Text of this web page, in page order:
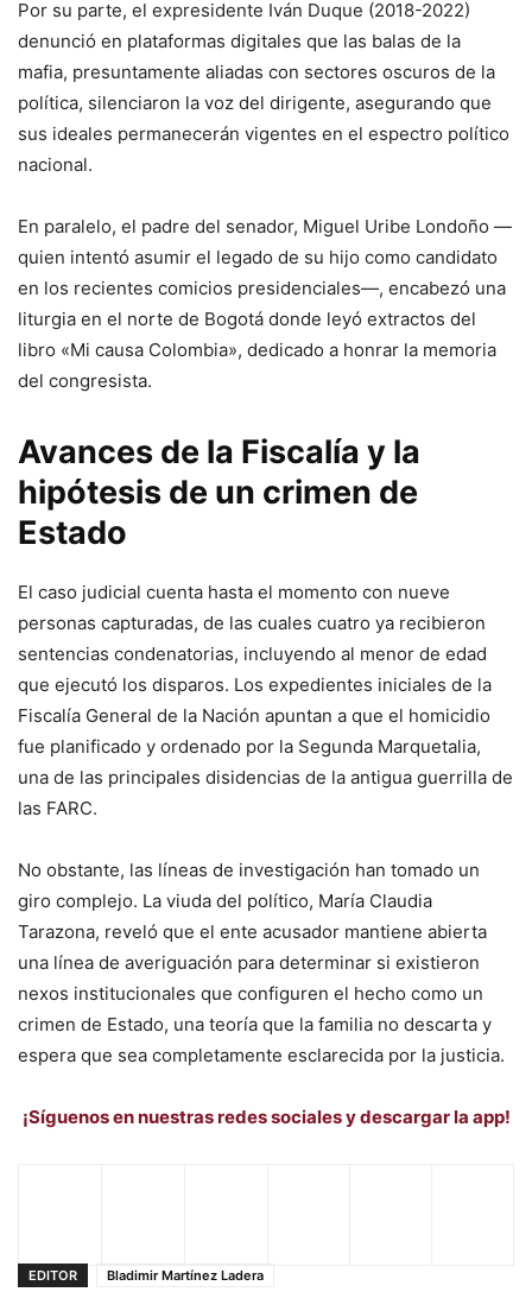
Por su parte, el expresidente Iván Duque (2018-2022)
denunció en plataformas digitales que las balas de la
mafia, presuntamente aliadas con sectores oscuros de la
política, silenciaron la voz del dirigente, asegurando que
sus ideales permanecerán vigentes en el espectro político
nacional.
En paralelo, el padre del senador, Miguel Uribe Londoño —
quien intentó asumir el legado de su hijo como candidato
en los recientes comicios presidenciales—, encabezó una
liturgia en el norte de Bogotá donde leyó extractos del
libro «Mi causa Colombia», dedicado a honrar la memoria
del congresista.
Avances de la Fiscalía y la
hipótesis de un crimen de
Estado
El caso judicial cuenta hasta el momento con nueve
personas capturadas, de las cuales cuatro ya recibieron
sentencias condenatorias, incluyendo al menor de edad
que ejecutó los disparos. Los expedientes iniciales de la
Fiscalía General de la Nación apuntan a que el homicidio
fue planificado y ordenado por la Segunda Marquetalia,
una de las principales disidencias de la antigua guerrilla de
las FARC.
No obstante, las líneas de investigación han tomado un
giro complejo. La viuda del político, María Claudia
Tarazona, reveló que el ente acusador mantiene abierta
una línea de averiguación para determinar si existieron
nexos institucionales que configuren el hecho como un
crimen de Estado, una teoría que la familia no descarta y
espera que sea completamente esclarecida por la justicia.
¡Síguenos en nuestras redes sociales y descargar la app!
EDITOR Bladimir Martínez Ladera